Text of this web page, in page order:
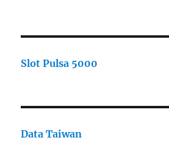
Slot Pulsa 5000
Data Taiwan